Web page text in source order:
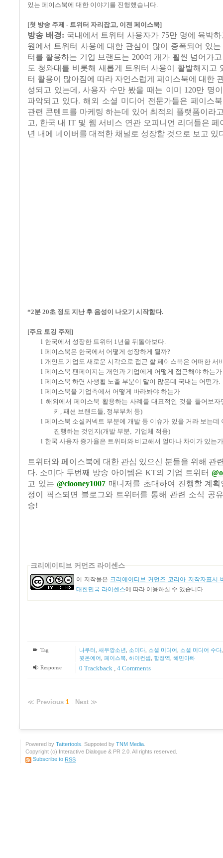
있는 페이스북에 대한 이야기를 진행했습니다
[첫 방송 주제 - 트위터 자리잡고, 이젠 페이스북]
방송 배경: 국내에서 트위터 사용자가 75만 명에 육박
원에서 트위터 사용에 대한 관심이 많이 증폭되어 있
터를 활용하는 기업 브랜드는 200여 개가 훨씬 넘어가
도 청와대를 비롯해 새롭게 트위터 사용이 활발해지고
터 활용이 많아짐에 따라 자연스럽게 페이스북에 대한
성되고 있는데 , 사용자 수만 봤을 때는 이미 120만 명
파악되고 있다. 해외 소셜 미디어 전문가들은 페이스
관련 콘텐트를 마케팅 하는데 있어 최적의 플랫폼이라
고, 한국 내 IT 및 웹 서비스 연관 오피니언 리더들은 페
년 내에 네이버를 대적한 채널로 성장할 것으로 보고 있
*2분 20초 정도 지난 후 음성이 나오기 시작함다.
[주요 토깅 주제 ]
l 한국에서 성장한 트위터 1 년을 뒤돌아보다.
l 페이스북은 한국에서 어떻게 성장하게 될까?
l 개인도 기업도 새로운 시각으로 접근 할 페이스북은 어떠한 서
l 페이스북 팬페이지는 개인과 기업에게 어떻게 접근해야 하는가
l 페이스북 하면 사생활 노출 부분이 말이 많은데 국내는 어떤가.
l 페이스북을 기업측에서 어떻게 바라봐야 하는가
l 해외에서 페이스북 활용하는 사례를 대표적인 것을 들어보자
키 ,패션 브랜드들 정부부처 등)
l 페이스북 소셜커넥트 부분에 개발 등 이슈가 있을 거라 보는데
진행하는 것인지(개발 부분 기업체 적용)
l 한국 사용자 증가율은 트위터와 비교해서 얼마나 차이가 있는가
트위터와 페이스북에 대한 관심 있으신 분들을 위해 관
다. 소미다 두번째 방송 아이템은 KT의 기업 트위터
고 있는 @clooney1007 매니저를 초대하여 진행할 계획
정이 픽스되면 블로그와 트위터를 통해 관련 소식 공
승!
크리에이티브 커먼즈 라이센스
이 저작물은 크리에이티브 커먼즈 코리아 저작자표시-
대한민국 라이센스에 따라 이용하실 수 있습니다.
Tag 나루터 새우깡소년 소미다, 소셜 미디어 소셜 미디어 수다
윗온에어 페이스북 하이컨셉 합정역 혜민아빠
Response
0 Trackback 4Comments
≪ Previous 1 : Next ≫
Powered by Tattertools. Suppoted by TNM Media.
Copyright (c) Interactive Dialogue & PR 2.0. All rights reserved.
Subscribe to RSS